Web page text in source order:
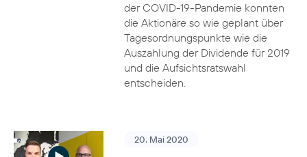
der COVID-19-Pandemie konnten
die Aktionäre so wie geplant über
Tagesordnungspunkte wie die
Auszahlung der Dividende für 2019
und die Aufsichtsratswahl
entscheiden.
20. Mai 2020